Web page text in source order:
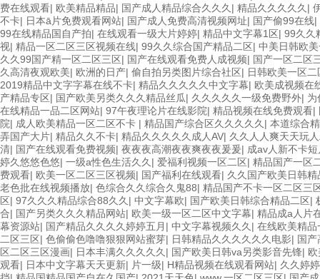
费在线观看| 欧美精品精品| 国产成人精品综合久久久 | 精品久久久久久 |
不卡| 日本ā片免费观看网站| 国产成人免费高清视频网址| 国产偷99在线|
99在线精品国自产拍| 在线观看一级大片婷婷| 精品中文字幕1区| 99久久
视| 精品一区二区三区视频在线| 99久久综合国产精品二区| 中美日韩欧
久久99国产精一区二区三区| 国产在线观看免费人成视频| 国产一区二区
久高清夜观欧美| 欧洲的日产| 偷自拍另类图片综合社区| 日韩欧美一区二
2019精品中文字字幕在线不卡| 精品久久久久久中文字幕| 欧美成视频在
产精品专区| 国产欧美另类久久久精品丝瓜| 久久久久久一级免费野外| 为
在线精品一品二区网站| 97午夜理论片在线影院| 精品视频在线免费观看|
院| 成人欧美精品一区二区不卡 | 精品国产综合区久久久久久 | 本道综合
弄国产大片| 精品久久不卡| 精品久久久久久成人AV| 久久人人爽天天玩
清| 国产在线观看免费视频| 夜夜夜高潮夜夜爽夜夜爰爰| 成av人新不卡短
婷久悠悠色悠| 一级a性色生活久久 | 爱福利视频一区二区| 精品国产一区
费观看| 欧美一区二区三区视频| 国产福利在线观看| 久久国产欧美日韩精
老色批在线视频播放| 色综合久久综合久鬼88| 精品国产不卡一区二区三
区| 97久久久精品综合88久久 | 中文字幕欧| 国产欧美日韩综合精品二区|
合| 国产另类久久久精品网站| 欧美一级一区二区中文字幕| 精品成a人片
幕资源站| 国产精品久久久久婷婷五月 | 中文字幕视频久久 | 在线欧美精
二区三区| 色偷偷色噜噜狠狠网站蜜芽| 日韩精品久久久久久久电影| 国
区二区三区漫画| 日本丰满久久久久久 | 国产欧美日韩va另类影音先锋|
观看| 日本中文字幕天天更新| 片一级| H精品视频在线观看网站| 久久婷